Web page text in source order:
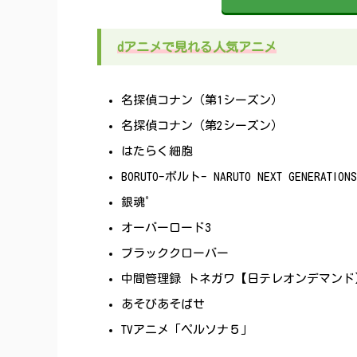
dアニメで見れる人気アニメ
名探偵コナン（第1シーズン）
名探偵コナン（第2シーズン）
はたらく細胞
BORUTO-ボルト- NARUTO NEXT GENERATIONS
銀魂゜
オーバーロード3
ブラッククローバー
中間管理録 トネガワ【日テレオンデマンド
あそびあそばせ
TVアニメ「ペルソナ５」